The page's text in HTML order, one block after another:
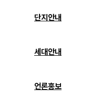
단지안내
세대안내
언론홍보